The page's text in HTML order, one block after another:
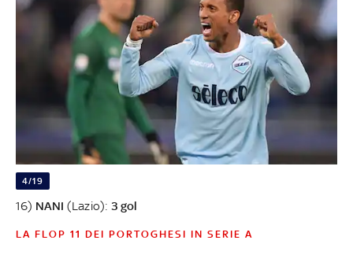
4/19
16) NANI (Lazio): 3 gol
LA FLOP 11 DEI PORTOGHESI IN SERIE A